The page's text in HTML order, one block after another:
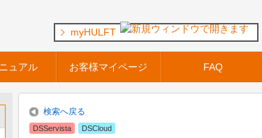
ュアル お客様マイページ FAQ
myHULFT
検索へ戻る
DSServista DSCloud